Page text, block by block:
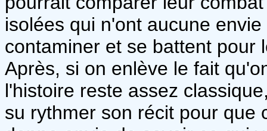
isolées qui n'ont aucune
contaminer et se battent pour
Après, si on enlève le fait
l'histoire reste assez
su rythmer son récit pour que